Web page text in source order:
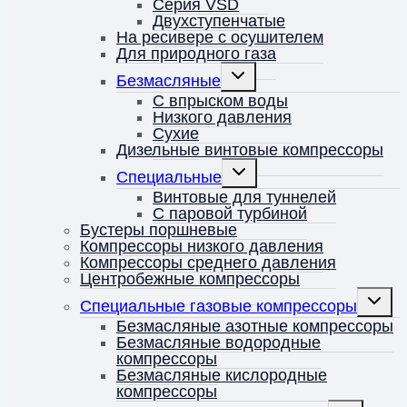
Серия VSD
Двухступенчатые
На ресивере с осушителем
Для природного газа
Безмасляные
Переключить
дочернее
меню
С впрыском воды
Низкого давления
Сухие
Дизельные винтовые компрессоры
Специальные
Переключить
дочернее
меню
Винтовые для туннелей
С паровой турбиной
Бустеры поршневые
Компрессоры низкого давления
Компрессоры среднего давления
Центробежные компрессоры
Специальные газовые компрессоры
меню
Безмасляные азотные компрессоры
Безмасляные водородные
компрессоры
Безмасляные кислородные
компрессоры